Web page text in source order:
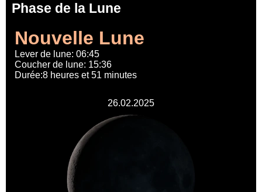
Phase de la Lune
Nouvelle Lune
Lever de lune: 06:45
Coucher de lune: 15:36
Durée:8 heures et 51 minutes
26.02.2025